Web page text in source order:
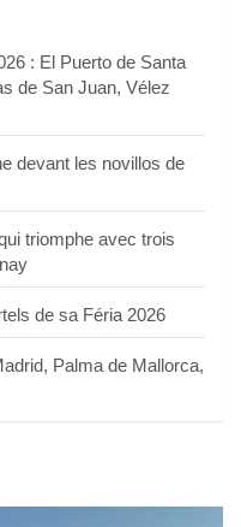
: El Puerto de Santa
de San Juan, Vélez
devant les novillos de
triomphe avec trois
de sa Féria 2026
Palma de Mallorca,